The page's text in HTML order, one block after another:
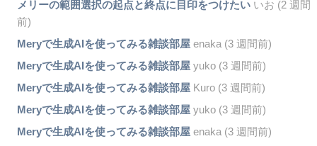
メリーの範囲選択の起点と終点に目印をつけたいいお (2 週間
前)
Meryで生成AIを使ってみる雑談部屋enaka (3 週間前)
Meryで生成AIを使ってみる雑談部屋yuko (3 週間前)
Meryで生成AIを使ってみる雑談部屋Kuro (3 週間前)
Meryで生成AIを使ってみる雑談部屋yuko (3 週間前)
Meryで生成AIを使ってみる雑談部屋enaka (3 週間前)